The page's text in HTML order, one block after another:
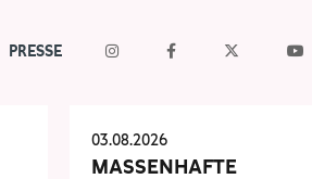
PRESSE
03.08.2026
MASSENHAFTE